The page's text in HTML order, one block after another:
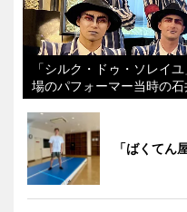
「シルク・ドゥ・ソレイ
場のパフォーマー当時の
「ばくてん